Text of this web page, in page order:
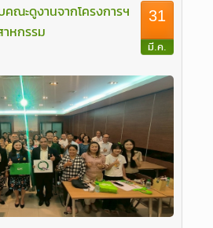
31
มี.ค.
ณะดูงานจากโครงการฯ
หกรรม